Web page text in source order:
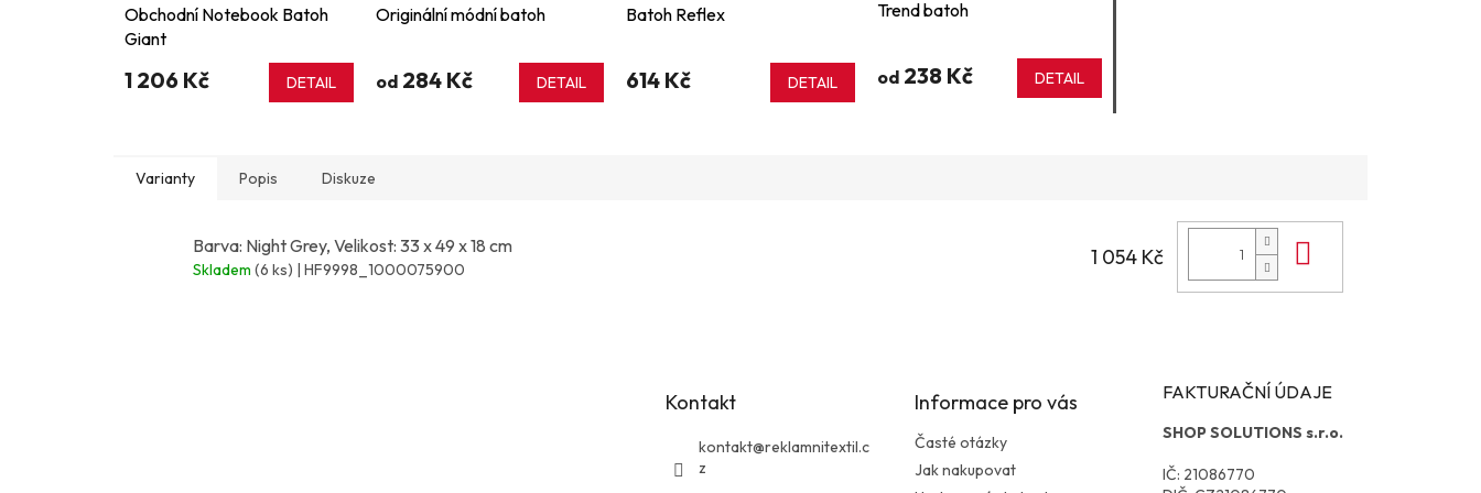
Obchodní Notebook Batoh
Giant
1 206 Kč DETAIL
Originální módní batoh
od284 Kč DETAIL
Batoh Reflex
614 Kč DETAIL
Trend batoh
od238 Kč DETAIL
Varianty Popis Diskuze
Barva: Night Grey, Velikost: 33 x 49 x 18 cm
Skladem (6 ks) | HF9998_1000075900
1 054 Kč
Kontakt
kontakt@reklamnitextil.c
z
Informace pro vás
Časté otázky
Jak nakupovat
FAKTURAČNÍ ÚDAJE
SHOP SOLUTIONS s.r.o.
IČ: 21086770